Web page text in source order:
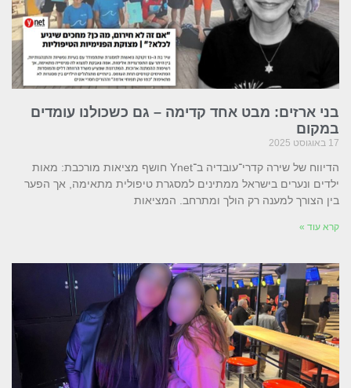
בני ארזים: מבט אחד קדימה – גם כשכולנו עומדים
במקום
17 באוגוסט 2025
הדיווח של שירה קדרי־עובדיה ב־Ynet חושף מציאות מורכבת: מאות
ילדים ונערים בישראל ממתינים למסגרת טיפולית מתאימה, אך הפער
בין הצורך למענה רק הולך ומתרחב. המציאות
קרא עוד »